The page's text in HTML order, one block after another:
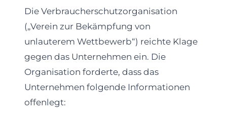
Die Verbraucherschutzorganisation
(„Verein zur Bekämpfung von
unlauterem Wettbewerb“) reichte Klage
gegen das Unternehmen ein. Die
Organisation forderte, dass das
Unternehmen folgende Informationen
offenlegt: